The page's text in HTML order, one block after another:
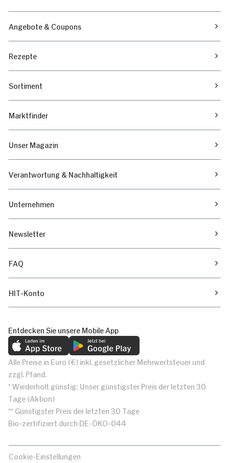
Angebote & Coupons
Rezepte
Sortiment
Marktfinder
Unser Magazin
Verantwortung & Nachhaltigkeit
Unternehmen
Newsletter
FAQ
HIT-Konto
Entdecken Sie unsere Mobile App
Alle Preise in Euro (€) inkl. gesetzlicher Mehrwertsteuer und
zzgl. Pfand.
* Wiederholt günstig: Unser günstigster Preis der letzten 30
Tage (Aktion)
** Günstigster Preis der letzten 30 Tage
Bio-zertifiziert durch DE-ÖKO-044
Cookie-Einstellungen